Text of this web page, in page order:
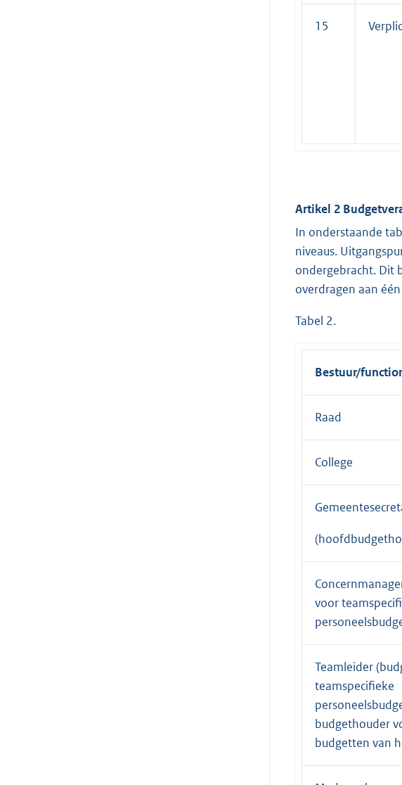
15
Artikel 2
In onderstaande
niveaus.
ondergebracht. Dit
overdragen aan
Tabel 2.
Bestuur/
Raad
College
voor
Teamleider
teamspecifieke
budgethouder
budgetten van